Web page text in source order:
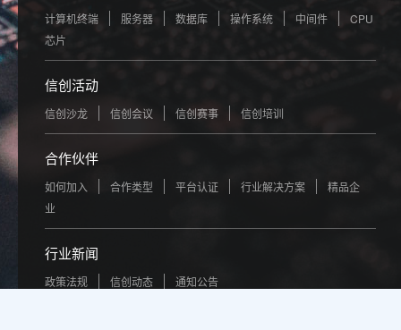
计算机终端 服务器 数据库 操作系统 中间件
CPU
芯片
信创活动
信创沙龙 信创会议 信创赛事 信创培训
合作伙伴
如何加入 合作类型 平台认证 行业解决方案
精品企
业
行业新闻
政策法规 信创动态 通知公告